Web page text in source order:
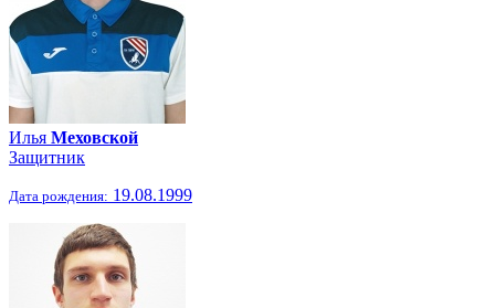
Илья Меховской
Защитник
Дата рождения: 19.08.1999